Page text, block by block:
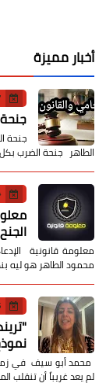
أخبار مميزة
جنحة
الطاهر جنحة الضرب
الجنح
معلومة قانونية
محمود الطاهر هو ليه
محمد أبو سيف ​في
لم يعد غريباً أن تنقلب